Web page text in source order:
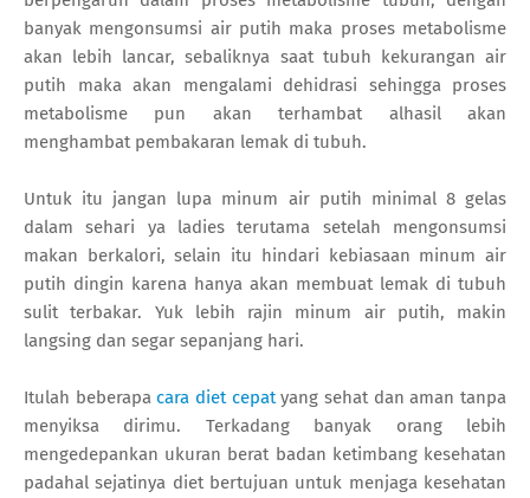
banyak mengonsumsi air putih maka proses metabolisme
akan lebih lancar, sebaliknya saat tubuh kekurangan air
putih maka akan mengalami dehidrasi sehingga proses
metabolisme pun akan terhambat alhasil akan
menghambat pembakaran lemak di tubuh.
Untuk itu jangan lupa minum air putih minimal 8 gelas
dalam sehari ya ladies terutama setelah mengonsumsi
makan berkalori, selain itu hindari kebiasaan minum air
putih dingin karena hanya akan membuat lemak di tubuh
sulit terbakar. Yuk lebih rajin minum air putih, makin
langsing dan segar sepanjang hari.
Itulah beberapa cara diet cepatyang sehat dan aman tanpa
menyiksa dirimu. Terkadang banyak orang lebih
mengedepankan ukuran berat badan ketimbang kesehatan
padahal sejatinya diet bertujuan untuk menjaga kesehatan